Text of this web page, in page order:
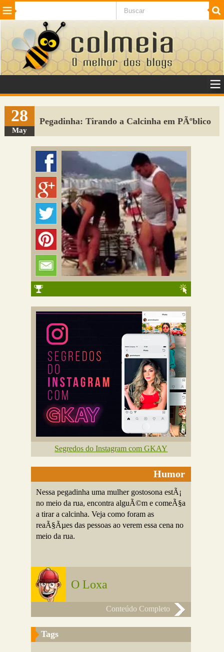
Beleza Cinema e TV
Internet Jogos NotÃ­cias SaÃºde
VeÃ­culos Adulto
Sugerir Link
Adicionar Blog
Colmeia Exchange
28
May
Pegadinha: Tirando a Calcinha em PÃºblico
Segredos do Instagram com GKAY
Humor
Nessa pegadinha uma mulher gostosona estÃ¡
no meio da rua, encontra alguÃ©m e comeÃ§a
a tirar a calcinha. Veja como foram as
reaÃ§Ãµes das pessoas ao verem essa cena no
meio da rua.
O Loxa
Conteúdo Completo
Tags